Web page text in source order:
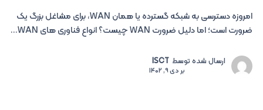
امروزه دسترسی به شبکه گسترده یا همان WAN، برای مشاغل بزرگ یک
ضرورت است؛ اما دلیل ضرورت WAN چیست؟ انواع فناوری های WAN...
ارسال شده توسط ISCT
بردی 9, 1402